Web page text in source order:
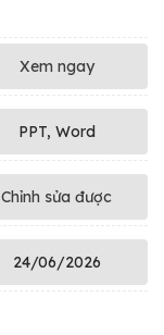
Xem ngay
PPT, Word
Chỉnh sửa được
24/06/2026